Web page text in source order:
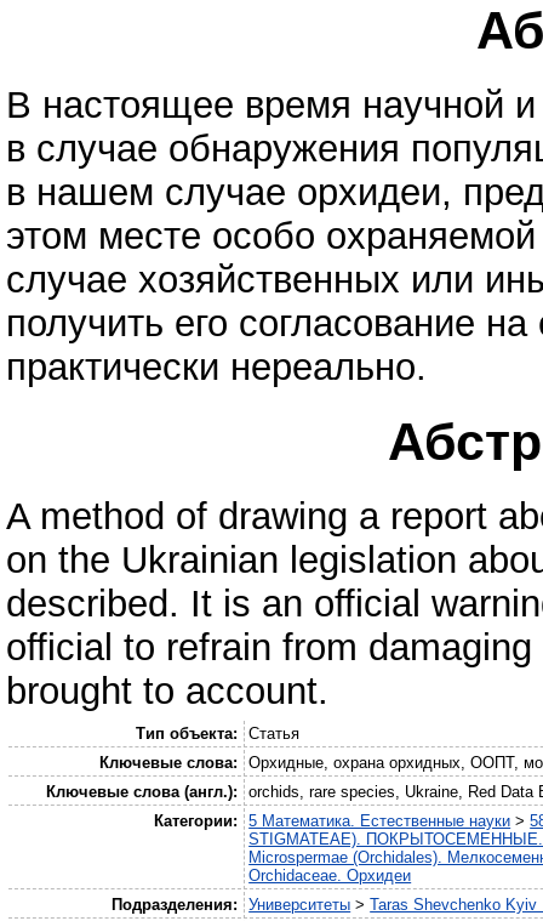
В настоящее время научной
в случае обнаружения
в нашем случае орхидеи,
этом месте особо
случае хозяйственных или
получить его согласование
практически нереально.
A method of drawing a report
on the Ukrainian legislation
described. It is an official
official to refrain from
brought to account.
Тип объекта:
Статья
Ключевые слова:
Орхидные, охрана орхидных, ООПТ,
Ключевые слова (англ.):
orchids, rare species, Ukraine, Red Data
Категории:
5 Математика. Естественные науки >
STIGMATEAE).
Microspermae (Orchidales).
Orchidaceae. Орхидеи
Подразделения:
Университеты >Taras Shevchenko